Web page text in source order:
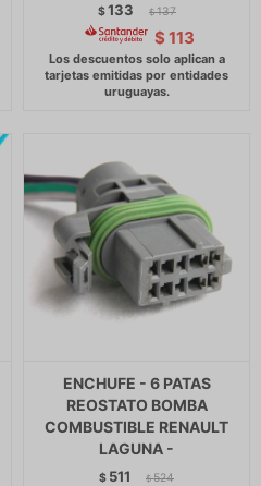
$133 $ 137
$ 113
ENCHUFE - 6 PATAS
REOSTATO BOMBA
COMBUSTIBLE RENAULT
LAGUNA -
$ 511 $ 524